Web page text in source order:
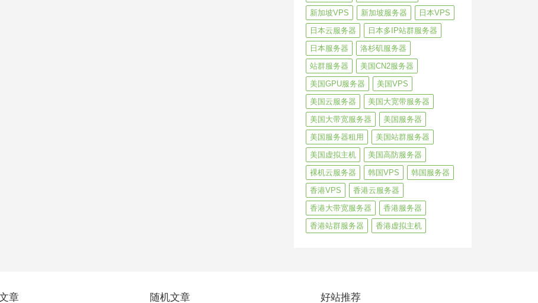
新加坡VPS
新加坡服务器
日本VPS
日本云服务器
日本多IP站群服务器
日本服务器
洛杉矶服务器
站群服务器
美国CN2服务器
美国GPU服务器
美国VPS
美国云服务器
美国大宽带服务器
美国大带宽服务器
美国服务器
美国服务器租用
美国站群服务器
美国虚拟主机
美国高防服务器
裸机云服务器
韩国VPS
韩国服务器
香港VPS
香港云服务器
香港大带宽服务器
香港服务器
香港站群服务器
香港虚拟主机
章 随机文章 好站推荐